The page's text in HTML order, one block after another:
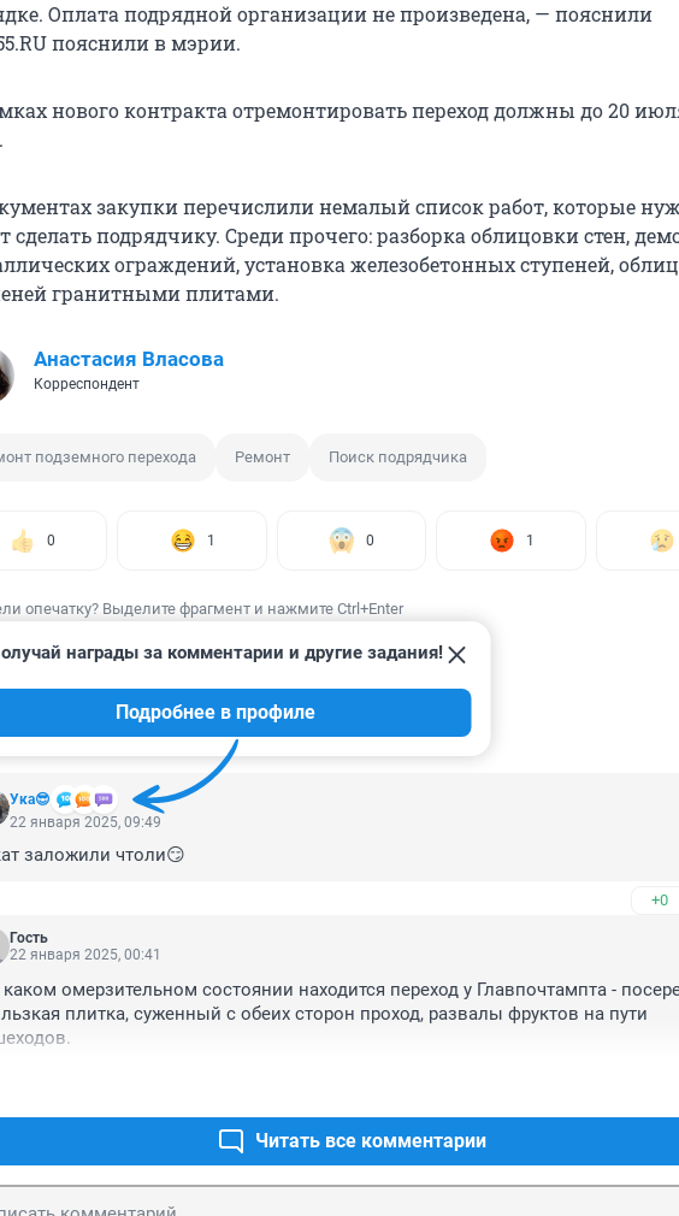
Оплата подрядной организации не произведена, — пояснили
пояснили в мэрии.
нового контракта отремонтировать переход должны до 20
закупки перечислили немалый список работ, которые
сделать подрядчику. Среди прочего: разборка облицовки стен,
ограждений, установка железобетонных ступеней,
гранитными плитами.
Анастасия Власова
Корреспондент
подземного перехода Ремонт Поиск подрядчика
0 1 0 1
опечатку? Выделите фрагмент и нажмите Ctrl+Enter
5
Ука😎
награды за комментарии и другие задания!
Подробнее в профиле
22 января 2025, 09:49
заложили чтоли😏
+0
Гость
22 января 2025, 00:41
омерзительном состоянии находится переход у Главпочтампта -
плитка, суженный с обеих сторон проход, развалы фруктов на пути
Читать все комментарии